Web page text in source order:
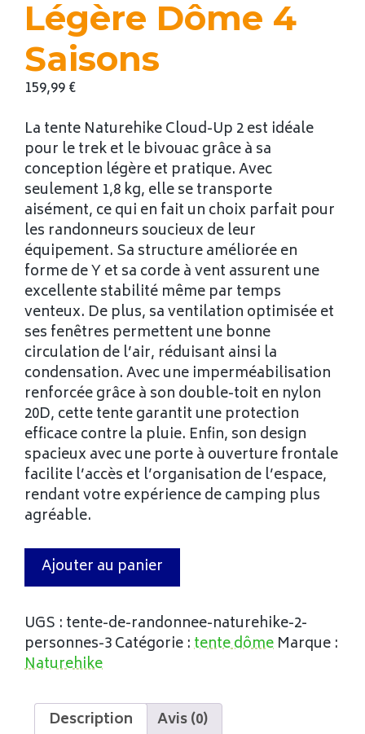
Légère Dôme 4
Saisons
159,99€
La tente Naturehike Cloud-Up 2 est idéale
pour le trek et le bivouac grâce à sa
conception légère et pratique. Avec
seulement 1,8 kg, elle se transporte
aisément, ce qui en fait un choix parfait pour
les randonneurs soucieux de leur
équipement. Sa structure améliorée en
forme de Y et sa corde à vent assurent une
excellente stabilité même par temps
venteux. De plus, sa ventilation optimisée et
ses fenêtres permettent une bonne
circulation de l’air, réduisant ainsi la
condensation. Avec une imperméabilisation
renforcée grâce à son double-toit en nylon
20D, cette tente garantit une protection
efficace contre la pluie. Enfin, son design
spacieux avec une porte à ouverture frontale
facilite l’accès et l’organisation de l’espace,
rendant votre expérience de camping plus
agréable.
Ajouter au panier
UGS : tente-de-randonnee-naturehike-2-
personnes-3Catégorie :tente dôme Marque :
Naturehike
Description
Avis (0)